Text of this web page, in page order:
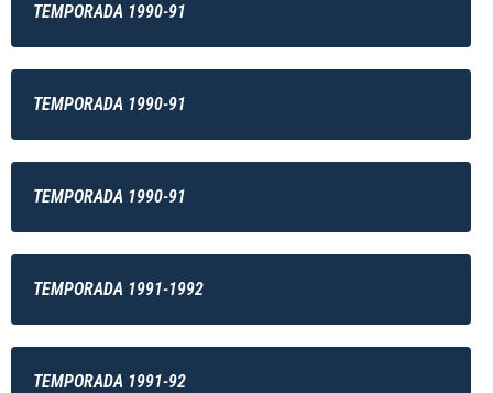
TEMPORADA 1990-91
TEMPORADA 1990-91
TEMPORADA 1990-91
TEMPORADA 1991-1992
TEMPORADA 1991-92